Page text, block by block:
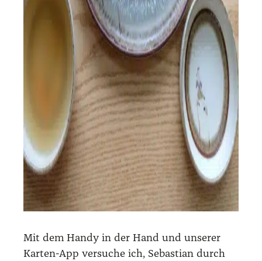
Mit dem Han­dy in der Hand und unse­rer
Kar­ten-App ver­su­che ich, Sebas­ti­an durch